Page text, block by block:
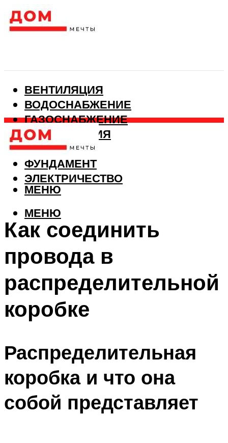
ВЕНТИЛЯЦИЯ
ВОДОСНАБЖЕНИЕ
ГАЗОСНАБЖЕНИЕ
КАНАЛИЗАЦИЯ
ОТОПЛЕНИЕ
ФУНДАМЕНТ
ЭЛЕКТРИЧЕСТВО
МЕНЮ
МЕНЮ
Как соединить
провода в
распределительной
коробке
Распределительная
коробка и что она
собой представляет